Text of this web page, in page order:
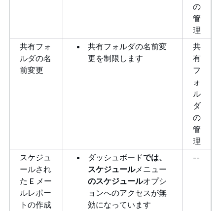
の
管
理
共有フォ
ルダの名
前変更
共有フォルダの名前変
更を制限します
共
有
フ
ォ
ル
ダ
の
管
理
スケジュ
ールされ
た E メー
ルレポー
トの作成
ダッシュボードでは、
スケジュールメニュー
のスケジュールオプシ
ョンへのアクセスが無
効になっています
--